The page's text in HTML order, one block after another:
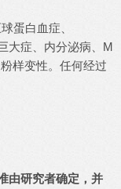
蛋白血症、
大症、内分泌病、M
样变性。任何经过
由研究者确定，并